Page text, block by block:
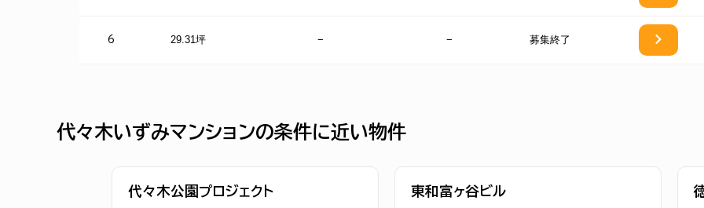
6 29.31坪 − − 募集終了
代々木いずみマンションの条件に近い物件
代々木公園プロジェクト 東和富ヶ谷ビル